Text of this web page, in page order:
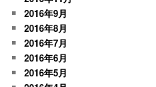
2016年9月
2016年8月
2016年7月
2016年6月
2016年5月